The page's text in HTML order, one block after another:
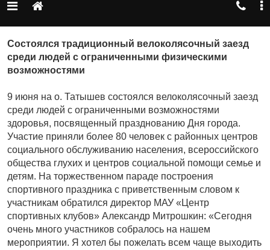
Состоялся традиционный велоколясочный заезд
среди людей с ограниченными физическими
возможностями
9 июня на о. Татышев состоялся велоколясочный заезд
среди людей с ограниченными возможностями
здоровья, посвященный празднованию Дня города.
Участие приняли более 80 человек с районных центров
социального обслуживанию населения, всероссийского
общества глухих и центров социальной помощи семье и
детям. На торжественном параде построения
спортивного праздника с приветственным словом к
участникам обратился директор МАУ «Центр
спортивных клубов» Александр Митрошкин: «Сегодня
очень много участников собралось на нашем
мероприятии. Я хотел бы пожелать всем чаще выходить